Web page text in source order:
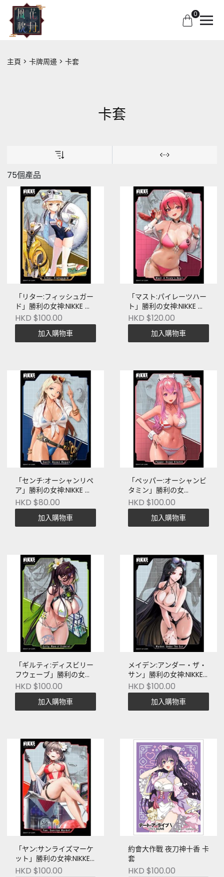
0
主頁 卡牌周邊 卡套
卡套
75個產品
「リター:フィッシュガー
ド」勝利の女神:NIKKE 卡
套
HKD $100.00
加入購物車
「マスト:パイレーツハー
ト」勝利の女神:NIKKE 卡
套
HKD $120.00
加入購物車
「センチ:オーシャンリペ
ア」勝利の女神:NIKKE 卡
套
HKD $80.00
加入購物車
「ペッパー:オーシャンビ
タミン」勝利の女
神:NIKKE 卡套
HKD $100.00
加入購物車
「ギルティ:ディスビリー
フウェーブ」勝利の女
神:NIKKE 卡套
HKD $100.00
加入購物車
メイデン:アンダー・ザ・
サン」勝利の女神:NIKKE
卡套
HKD $100.00
加入購物車
「ヤン:サンライズマーケ
ット」勝利の女神:NIKKE
卡套
HKD $100.00
約會大作戰 夜刀神十香 卡
套
HKD $100.00